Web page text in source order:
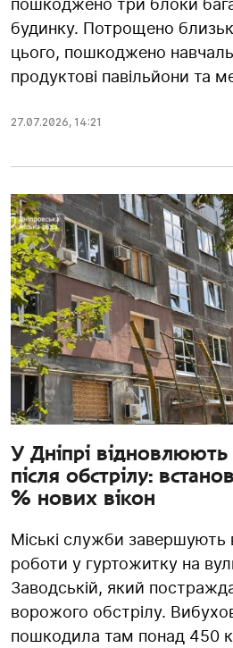
пошкоджено три блоки
будинку. Потрощено
цього, пошкоджено
продуктові павільйони та
27.07.2026, 14:21
У Дніпрі
після обстрілу:
% нових вікон
Міські служби завершують
роботи у гуртожитку на
Заводській, який
ворожого обстрілу.
пошкодила там понад 450